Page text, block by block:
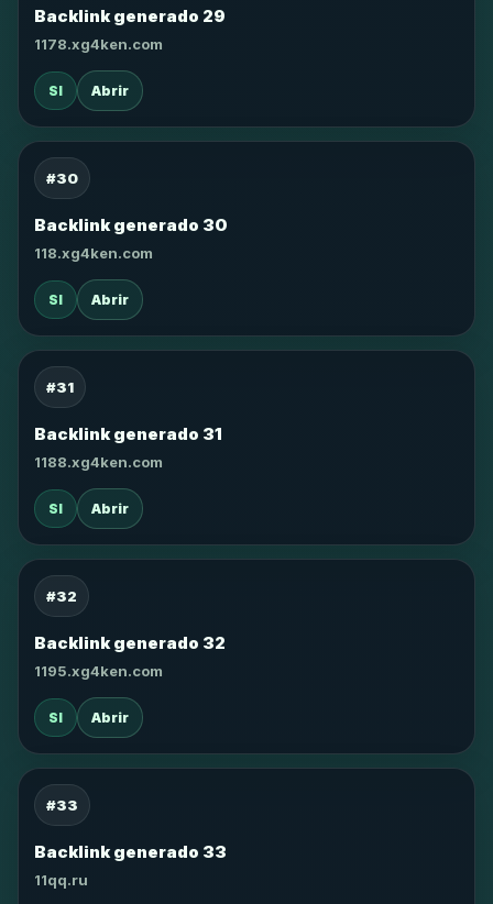
Backlink generado 29
1178.xg4ken.com
SI Abrir
#30
Backlink generado 30
118.xg4ken.com
SI Abrir
#31
Backlink generado 31
1188.xg4ken.com
SI Abrir
#32
Backlink generado 32
1195.xg4ken.com
SI Abrir
#33
Backlink generado 33
11qq.ru